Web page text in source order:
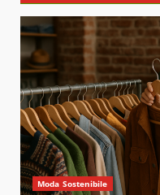
Moda Sostenibile